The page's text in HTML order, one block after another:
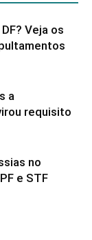
Veja os
a
requisito
no
e STF